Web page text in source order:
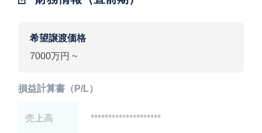
希望譲渡価格
7000万円 ~
損益計算書（P/L）
売上高 ********************